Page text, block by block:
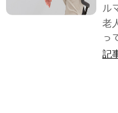
ル
老
っ
記